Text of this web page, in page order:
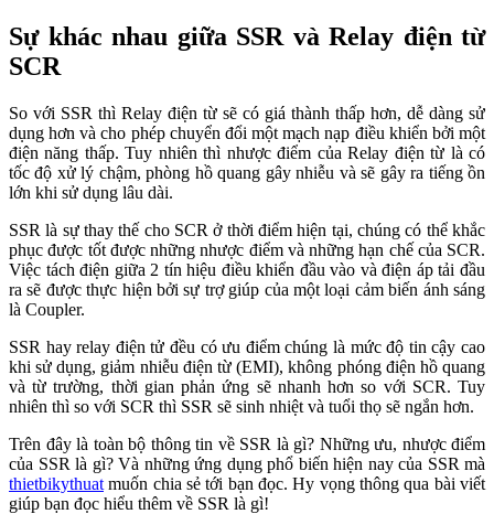
Sự khác nhau giữa SSR và Relay điện từ
SCR
So với SSR thì Relay điện từ sẽ có giá thành thấp hơn, dễ dàng sử
dụng hơn và cho phép chuyển đổi một mạch nạp điều khiển bởi một
điện năng thấp. Tuy nhiên thì nhược điểm của Relay điện từ là có
tốc độ xử lý chậm, phòng hồ quang gây nhiễu và sẽ gây ra tiếng ồn
lớn khi sử dụng lâu dài.
SSR là sự thay thế cho SCR ở thời điểm hiện tại, chúng có thể khắc
phục được tốt được những nhược điểm và những hạn chế của SCR.
Việc tách điện giữa 2 tín hiệu điều khiển đầu vào và điện áp tải đầu
ra sẽ được thực hiện bởi sự trợ giúp của một loại cảm biến ánh sáng
là Coupler.
SSR hay relay điện tử đều có ưu điểm chúng là mức độ tin cậy cao
khi sử dụng, giảm nhiễu điện từ (EMI), không phóng điện hồ quang
và từ trường, thời gian phản ứng sẽ nhanh hơn so với SCR. Tuy
nhiên thì so với SCR thì SSR sẽ sinh nhiệt và tuổi thọ sẽ ngắn hơn.
Trên đây là toàn bộ thông tin về SSR là gì? Những ưu, nhược điểm
của SSR là gì? Và những ứng dụng phổ biến hiện nay của SSR mà
thietbikythuat muốn chia sẻ tới bạn đọc. Hy vọng thông qua bài viết
giúp bạn đọc hiểu thêm về SSR là gì!